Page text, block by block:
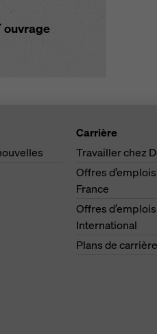
Carrière
Travailler chez
Offres
France
Offres
International
Plans de carrière